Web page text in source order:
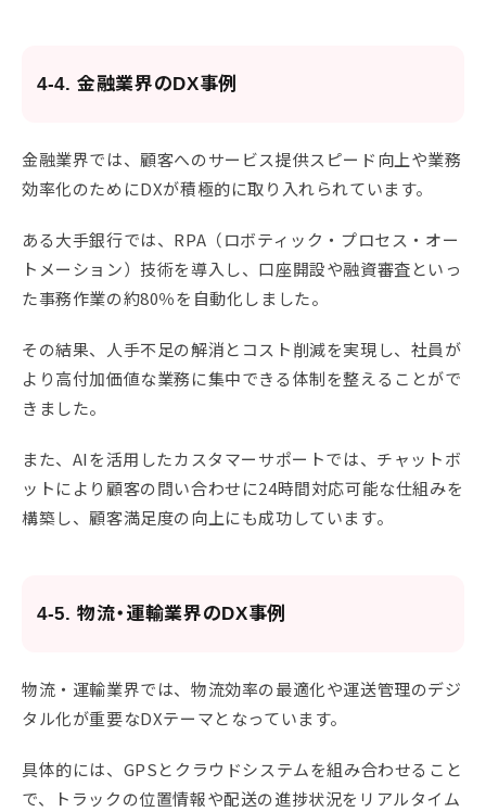
4-4. 金融業界のDX事例
金融業界では、顧客へのサービス提供スピード向上や業務
効率化のためにDXが積極的に取り入れられています。
ある大手銀行では、RPA（ロボティック・プロセス・オー
トメーション）技術を導入し、口座開設や融資審査といっ
た事務作業の約80％を自動化しました。
その結果、人手不足の解消とコスト削減を実現し、社員が
より高付加価値な業務に集中できる体制を整えることがで
きました。
また、AIを活用したカスタマーサポートでは、チャットボ
ットにより顧客の問い合わせに24時間対応可能な仕組みを
構築し、顧客満足度の向上にも成功しています。
4-5. 物流・運輸業界のDX事例
物流・運輸業界では、物流効率の最適化や運送管理のデジ
タル化が重要なDXテーマとなっています。
具体的には、GPSとクラウドシステムを組み合わせること
で、トラックの位置情報や配送の進捗状況をリアルタイム